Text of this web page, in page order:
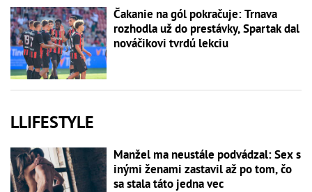
Čakanie na gól pokračuje: Trnava
rozhodla už do prestávky, Spartak dal
nováčikovi tvrdú lekciu
LLIFESTYLE
Manžel ma neustále podvádzal: Sex s
inými ženami zastavil až po tom, čo
sa stala táto jedna vec